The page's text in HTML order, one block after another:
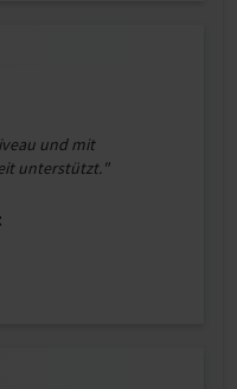
und mit
unterstützt."